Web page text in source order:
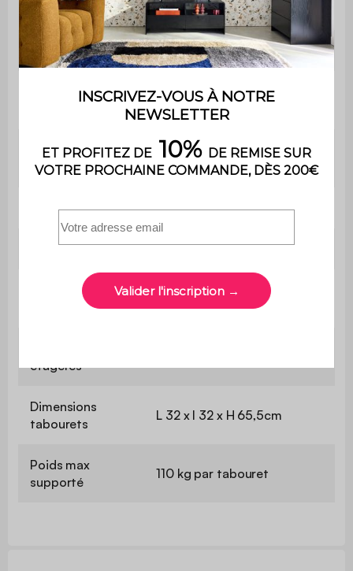
Matière Panneaux stratifiés / Métal
Nombre de table 1
Nombre de
2
Nombre
d'étagères
Type Table et assises
Dimensions table L 100 x P 60 x H 95cm
Dimensions
L 100 x l 60cm
étagères
Dimensions
tabourets
L 32 x l 32 x H 65,5cm
Poids max
supporté
110 kg par tabouret